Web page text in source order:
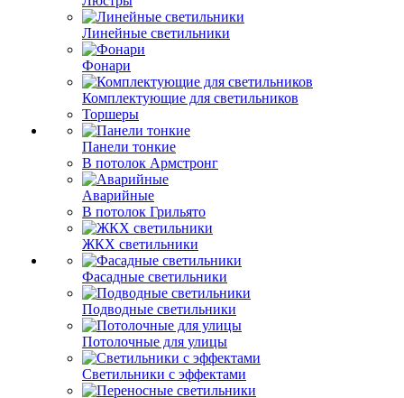
Линейные светильники
Фонари
Комплектующие для светильников
Торшеры
Панели тонкие
В потолок Армстронг
Аварийные
В потолок Грильято
ЖКХ светильники
Фасадные светильники
Подводные светильники
Потолочные для улицы
Светильники с эффектами